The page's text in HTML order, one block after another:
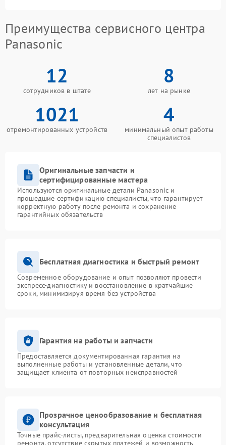
Преимущества сервисного центра
Panasonic
12
сотрудников в штате
8
лет на рынке
1021
отремонтированных устройств
4
минимальный опыт работы
специалистов
Оригинальные запчасти и
сертифицированные мастера
Используются оригинальные детали Panasonic и
прошедшие сертификацию специалисты, что гарантирует
корректную работу после ремонта и сохранение
гарантийных обязательств
Бесплатная диагностика и быстрый ремонт
Современное оборудование и опыт позволяют провести
экспресс-диагностику и восстановление в кратчайшие
сроки, минимизируя время без устройства
Гарантия на работы и запчасти
Предоставляется документированная гарантия на
выполненные работы и установленные детали, что
защищает клиента от повторных неисправностей
Прозрачное ценообразование и бесплатная
консультация
Точные прайс-листы, предварительная оценка стоимости
ремонта, отсутствие скрытых платежей и возможность